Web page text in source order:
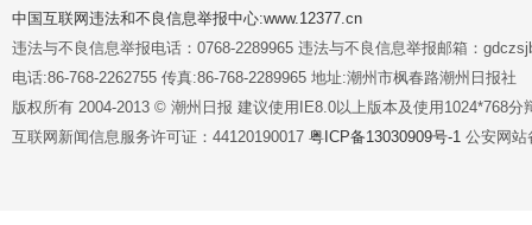
中国互联网违法和不良信息举报中心:www.12377.cn
违法与不良信息举报电话：0768-2289965 违法与不良信息举报邮箱：
电话:86-768-2262755 传真:86-768-2289965 地址:潮州市枫春路潮州日报社
版权所有 2004-2013 © 潮州日报 建议使用IE8.0以上版本及使用1024*768分
互联网新闻信息服务许可证：44120190017 粤ICP备13030909号-1 公安网站